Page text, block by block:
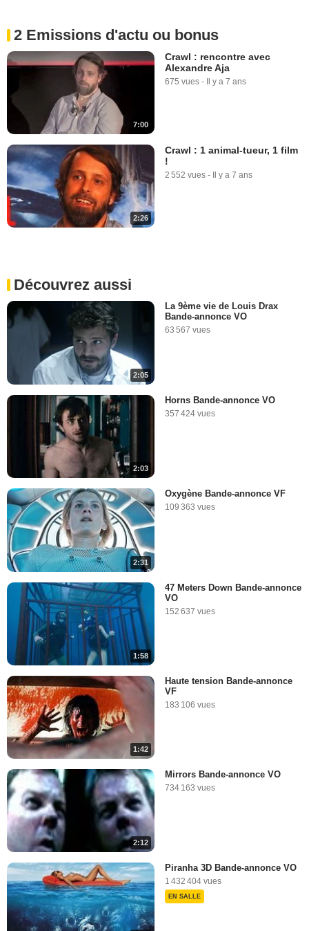
2 Emissions d'actu ou bonus
7:00
Crawl : rencontre avec
Alexandre Aja
675 vues - Il y a 7 ans
2:26
Crawl : 1 animal-tueur, 1 film
!
2 552 vues - Il y a 7 ans
Découvrez aussi
2:05
La 9ème vie de Louis Drax
Bande-annonce VO
63 567 vues
2:03
Horns Bande-annonce VO
357 424 vues
2:31
Oxygène Bande-annonce VF
109 363 vues
1:58
47 Meters Down Bande-annonce
VO
152 637 vues
1:42
Haute tension Bande-annonce
VF
183 106 vues
2:12
Mirrors Bande-annonce VO
734 163 vues
Piranha 3D Bande-annonce VO
1 432 404 vues
EN SALLE